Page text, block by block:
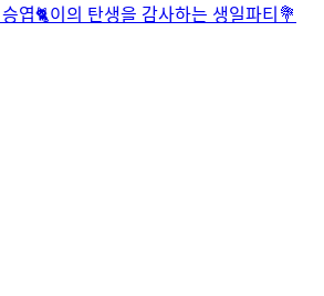
승엽🐈이의 탄생을 감사하는 생일파티💐